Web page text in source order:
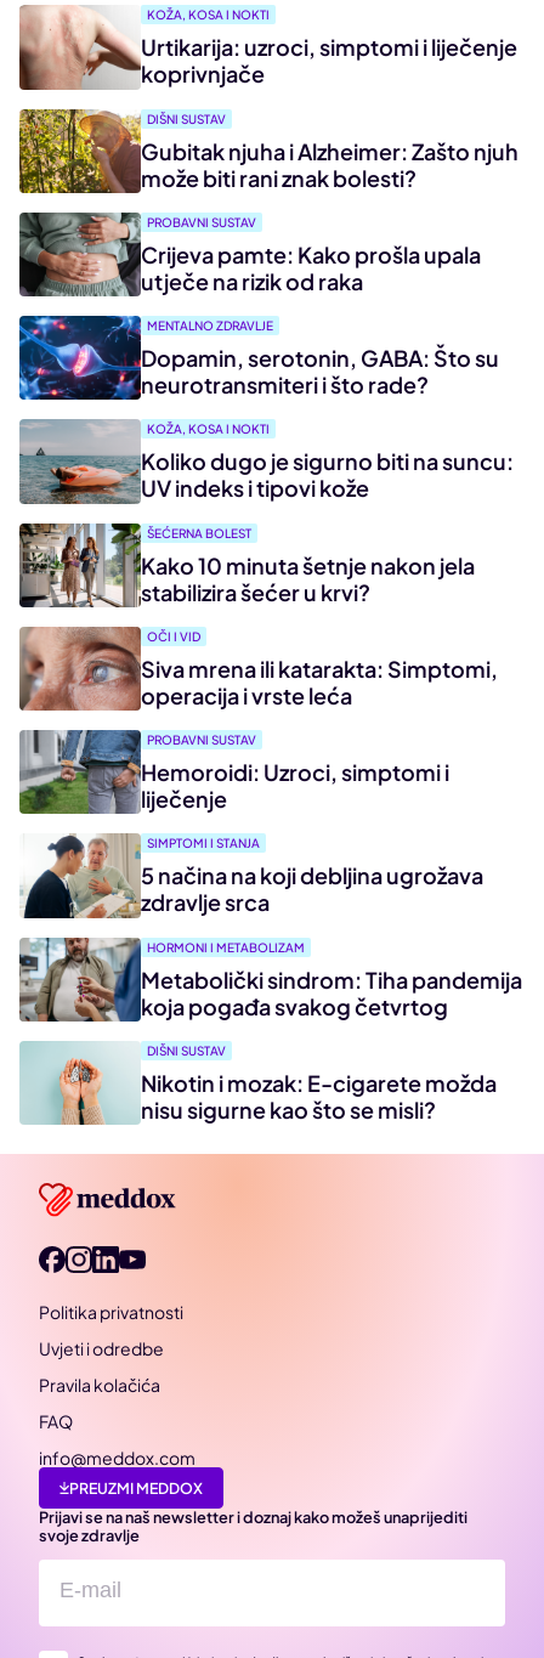
KOŽA, KOSA I NOKTI
Urtikarija: uzroci, simptomi i liječenje
koprivnjače
DIŠNI SUSTAV
Gubitak njuha i Alzheimer: Zašto njuh
može biti rani znak bolesti?
PROBAVNI SUSTAV
Crijeva pamte: Kako prošla upala
utječe na rizik od raka
MENTALNO ZDRAVLJE
Dopamin, serotonin, GABA: Što su
neurotransmiteri i što rade?
KOŽA, KOSA I NOKTI
Koliko dugo je sigurno biti na suncu:
UV indeks i tipovi kože
ŠEĆERNA BOLEST
Kako 10 minuta šetnje nakon jela
stabilizira šećer u krvi?
OČI I VID
Siva mrena ili katarakta: Simptomi,
operacija i vrste leća
PROBAVNI SUSTAV
Hemoroidi: Uzroci, simptomi i
liječenje
SIMPTOMI I STANJA
5 načina na koji debljina ugrožava
zdravlje srca
HORMONI I METABOLIZAM
Metabolički sindrom: Tiha pandemija
koja pogađa svakog četvrtog
DIŠNI SUSTAV
Nikotin i mozak: E-cigarete možda
nisu sigurne kao što se misli?
Politika privatnosti
Uvjeti i odredbe
Pravila kolačića
FAQ
info@meddox.com
PREUZMI MEDDOX
Prijavi se na naš newsletter i doznaj kako možeš unaprijediti
svoje zdravlje